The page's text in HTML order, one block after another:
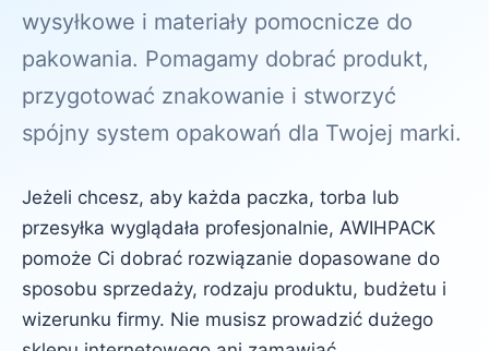
wysyłkowe i materiały pomocnicze do
pakowania. Pomagamy dobrać produkt,
przygotować znakowanie i stworzyć
spójny system opakowań dla Twojej marki.
Jeżeli chcesz, aby każda paczka, torba lub
przesyłka wyglądała profesjonalnie, AWIHPACK
pomoże Ci dobrać rozwiązanie dopasowane do
sposobu sprzedaży, rodzaju produktu, budżetu i
wizerunku firmy. Nie musisz prowadzić dużego